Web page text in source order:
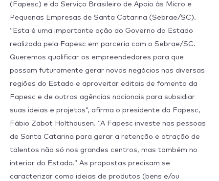
(Fapesc) e do Serviço Brasileiro de Apoio às Micro e
Pequenas Empresas de Santa Catarina (Sebrae/SC).
“Esta é uma importante ação do Governo do Estado
realizada pela Fapesc em parceria com o Sebrae/SC.
Queremos qualificar os empreendedores para que
possam futuramente gerar novos negócios nas diversas
regiões do Estado e aproveitar editais de fomento da
Fapesc e de outras agências nacionais para subsidiar
suas ideias e projetos”, afirma o presidente da Fapesc,
Fábio Zabot Holthausen. “A Fapesc investe nas pessoas
de Santa Catarina para gerar a retenção e atração de
talentos não só nos grandes centros, mas também no
interior do Estado.” As propostas precisam se
caracterizar como ideias de produtos (bens e/ou